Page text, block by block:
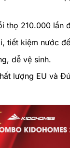
thọ 210.000 lần
tiết kiệm nước
dễ vệ sinh.
lượng EU và